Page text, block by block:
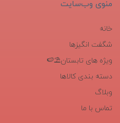
منوی وب‌سایت
خانه
شگفت انگیزها
ویژه های تابستان⛱️🍉
دسته بندی کالاها
وبلاگ
تماس با ما